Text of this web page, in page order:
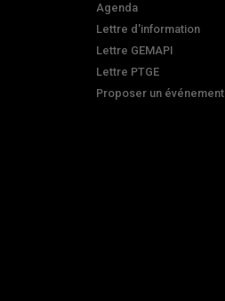
Agenda
Lettre d'information
Lettre GEMAPI
Lettre PTGE
Proposer un événement